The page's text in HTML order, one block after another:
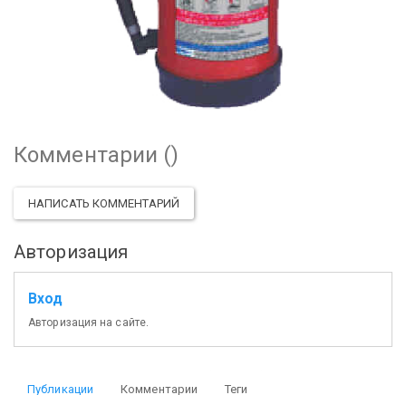
Комментарии ()
НАПИСАТЬ КОММЕНТАРИЙ
Авторизация
Вход
Авторизация на сайте.
Публикации Комментарии Теги